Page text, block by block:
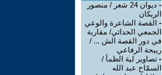
-
ديوان 24 شعر / منصور
الريكان
- القصة الشاعرة والوعي
الجمعي الحداثي/ مقاربة
في دور القصة الش ... /
ربيحة الرفاعي
- تصاوير لية الظمأ /
السمّاح عبد الله